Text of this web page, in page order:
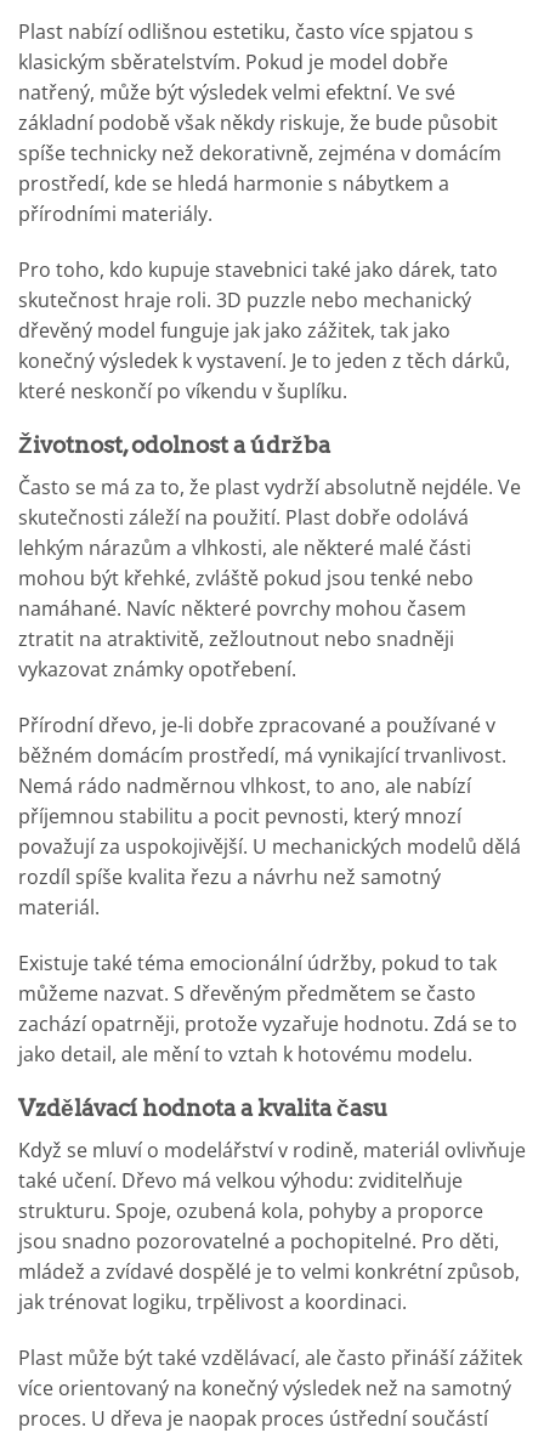
Plast nabízí odlišnou estetiku, často více spjatou s
klasickým sběratelstvím. Pokud je model dobře
natřený, může být výsledek velmi efektní. Ve své
základní podobě však někdy riskuje, že bude působit
spíše technicky než dekorativně, zejména v domácím
prostředí, kde se hledá harmonie s nábytkem a
přírodními materiály.
Pro toho, kdo kupuje stavebnici také jako dárek, tato
skutečnost hraje roli. 3D puzzle nebo mechanický
dřevěný model funguje jak jako zážitek, tak jako
konečný výsledek k vystavení. Je to jeden z těch dárků,
které neskončí po víkendu v šuplíku.
Životnost, odolnost a údržba
Často se má za to, že plast vydrží absolutně nejdéle. Ve
skutečnosti záleží na použití. Plast dobře odolává
lehkým nárazům a vlhkosti, ale některé malé části
mohou být křehké, zvláště pokud jsou tenké nebo
namáhané. Navíc některé povrchy mohou časem
ztratit na atraktivitě, zežloutnout nebo snadněji
vykazovat známky opotřebení.
Přírodní dřevo, je-li dobře zpracované a používané v
běžném domácím prostředí, má vynikající trvanlivost.
Nemá rádo nadměrnou vlhkost, to ano, ale nabízí
příjemnou stabilitu a pocit pevnosti, který mnozí
považují za uspokojivější. U mechanických modelů dělá
rozdíl spíše kvalita řezu a návrhu než samotný
materiál.
Existuje také téma emocionální údržby, pokud to tak
můžeme nazvat. S dřevěným předmětem se často
zachází opatrněji, protože vyzařuje hodnotu. Zdá se to
jako detail, ale mění to vztah k hotovému modelu.
Vzdělávací hodnota a kvalita času
Když se mluví o modelářství v rodině, materiál ovlivňuje
také učení. Dřevo má velkou výhodu: zviditelňuje
strukturu. Spoje, ozubená kola, pohyby a proporce
jsou snadno pozorovatelné a pochopitelné. Pro děti,
mládež a zvídavé dospělé je to velmi konkrétní způsob,
jak trénovat logiku, trpělivost a koordinaci.
Plast může být také vzdělávací, ale často přináší zážitek
více orientovaný na konečný výsledek než na samotný
proces. U dřeva je naopak proces ústřední součástí